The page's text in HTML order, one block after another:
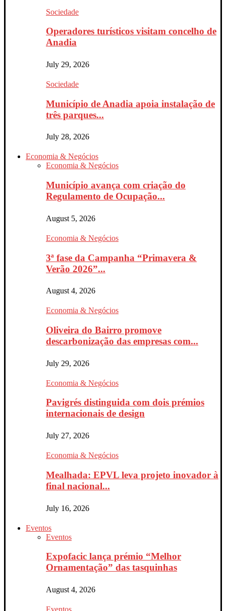
Sociedade
Operadores turísticos visitam concelho de
Anadia
July 29, 2026
Sociedade
Município de Anadia apoia instalação de
três parques...
July 28, 2026
Economia & Negócios
Economia & Negócios
Município avança com criação do
Regulamento de Ocupação...
August 5, 2026
Economia & Negócios
3ª fase da Campanha “Primavera &
Verão 2026”...
August 4, 2026
Economia & Negócios
Oliveira do Bairro promove
descarbonização das empresas com...
July 29, 2026
Economia & Negócios
Pavigrés distinguida com dois prémios
internacionais de design
July 27, 2026
Economia & Negócios
Mealhada: EPVL leva projeto inovador à
final nacional...
July 16, 2026
Eventos
Eventos
Expofacic lança prémio “Melhor
Ornamentação” das tasquinhas
August 4, 2026
Eventos